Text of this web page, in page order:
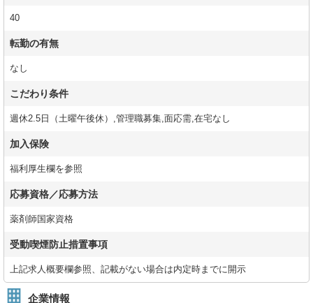
40
転勤の有無
なし
こだわり条件
週休2.5日（土曜午後休）,管理職募集,面応需,在宅なし
加入保険
福利厚生欄を参照
応募資格／応募方法
薬剤師国家資格
受動喫煙防止措置事項
上記求人概要欄参照、記載がない場合は内定時までに開示
企業情報